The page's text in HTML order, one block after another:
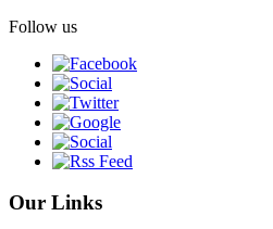
Follow us
Our Links